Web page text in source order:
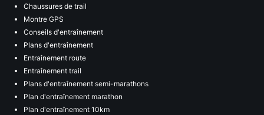
Chaussures de trail
Montre GPS
Conseils d'entraînement
Plans d'entraînement
Entraînement route
Entraînement trail
Plans d'entraînement semi-marathons
Plan d'entraînement marathon
Plan d'entraînement 10km